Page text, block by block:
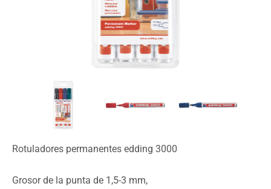
Rotuladores permanentes edding 3000
Grosor de la punta de 1,5-3 mm,